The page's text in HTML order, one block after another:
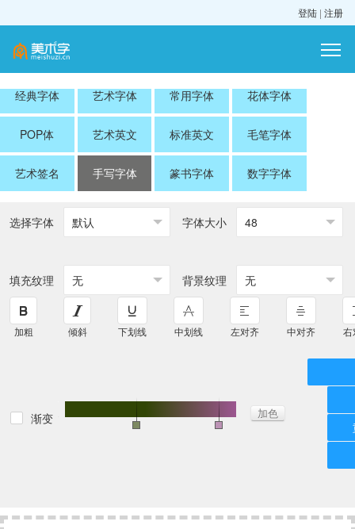
登陆 | 注册
经典字体 艺术字体 常用字体 花体字体
POP体 艺术英文 标准英文 毛笔字体
艺术签名 手写字体 篆书字体 数字字体
选择字体 字体大小
填充纹理 背景纹理

加粗

倾斜

下划线

中划线

左对齐

中对齐 右
渐变 加色